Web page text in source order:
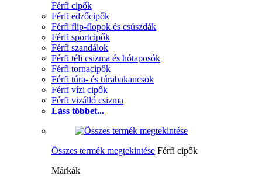
Férfi cipők
Férfi edzőcipők
Férfi flip-flopok és csúszdák
Férfi sportcipők
Férfi szandálok
Férfi téli csizma és hótaposók
Férfi tornacipők
Férfi túra- és túrabakancsok
Férfi vízi cipők
Férfi vizálló csizma
Láss többet...
Összes termék megtekintése Férfi cipők
Márkák